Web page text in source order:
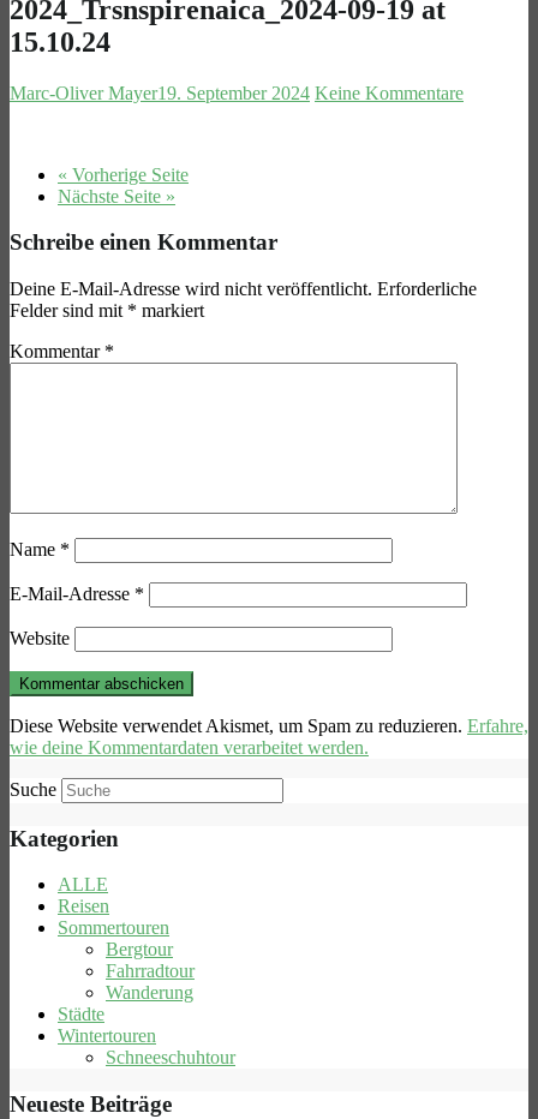
2024_Trsnspirenaica_2024-09-19 at
15.10.24
Marc-Oliver Mayer19. September 2024 Keine Kommentare
« Vorherige Seite
Nächste Seite »
Schreibe einen Kommentar
Deine E-Mail-Adresse wird nicht veröffentlicht. Erforderliche
Felder sind mit * markiert
Kommentar *
Name *
E-Mail-Adresse *
Website
Diese Website verwendet Akismet, um Spam zu reduzieren. Erfahre,
wie deine Kommentardaten verarbeitet werden.
Suche
Kategorien
ALLE
Reisen
Sommertouren
Bergtour
Fahrradtour
Wanderung
Städte
Wintertouren
Schneeschuhtour
Neueste Beiträge